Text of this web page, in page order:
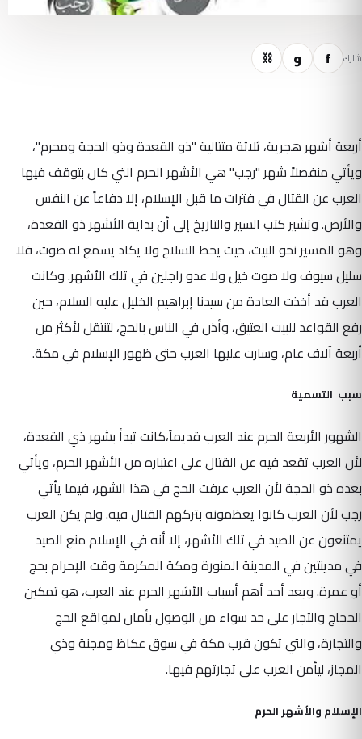
شارك f و ⛓
أربعة أشهر هجرية، ثلاثة متتالية "ذو القعدة وذو الحجة ومحرم"،
ويأتي منفصلاً شهر "رجب" هي الأشهر الحرم التي كان بتوقف فيها
العرب عن القتال في فترات ما قبل الإسلام، إلا دفاعاً عن النفس
والأرض. وتشير كتب السير والتاريخ إلى أن بداية الأشهر ذو القعدة،
وهو المسير نحو البيت، حيث يحط السلاح ولا يكاد يسمع له صوت، فلا
سليل سيوف ولا صوت خيل ولا عدو راجلين في تلك الأشهر. وكانت
العرب قد أخذت العادة من سيدنا إبراهيم الخليل عليه السلام، حين
رفع القواعد للبيت العتيق، وأذن في الناس بالحج، لتنتقل لأكثر من
أربعة آلاف عام، وسارت عليها العرب حتى ظهور الإسلام في مكة.
سبب التسمية
الشهور الأربعة الحرم عند العرب قديماً،كانت تبدأ بشهر ذي القعدة،
لأن العرب تقعد فيه عن القتال على اعتباره من الأشهر الحرم، ويأتي
بعده ذو الحجة لأن العرب عرفت الحج في هذا الشهر، فيما يأتي
رجب لأن العرب كانوا يعظمونه بتركهم القتال فيه. ولم يكن العرب
يمتنعون عن الصيد في تلك الأشهر، إلا أنه في الإسلام منع الصيد
في مدينتين في المدينة المنورة ومكة المكرمة وقت الإحرام بحج
أو عمرة. ويعد أحد أهم أسباب الأشهر الحرم عند العرب، هو تمكين
الحجاج والتجار على حد سواء من الوصول بأمان لمواقع الحج
والتجارة، والتي تكون قرب مكة في سوق عكاظ ومجنة وذي
المجاز، ليأمن العرب على تجارتهم فيها.
الإسلام والأشهر الحرم